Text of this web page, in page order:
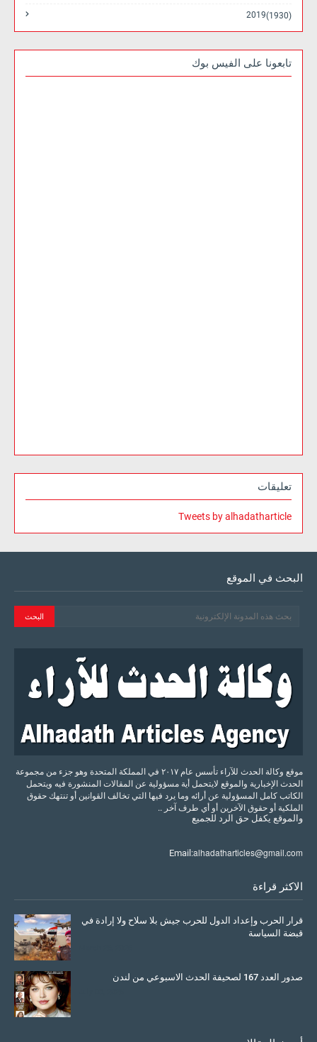
2019 (1930)
تابعونا على الفيس بوك
تعليقات
Tweets by alhadatharticle
البحث في الموقع
موقع وكالة الحدث للآراء تأسس عام ٢٠١٧ في المملكة المتحدة وهو جزء من مجموعة
الحدث الإخبارية والموقع لايتحمل أية مسؤولية عن المقالات المنشورة فيه ويتحمل
الكاتب كامل المسؤولية عن أرائه وما يرد فيها التي تخالف القوانين أو تنتهك حقوق
الملكية أو حقوق الآخرين أو أي طرف آخر ..
والموقع يكفل حق الرد للجميع
Email:alhadatharticles@gmail.com
الاكثر قراءة
قرار الحرب وإعداد الدول للحرب جيش بلا سلاح ولا إرادة في
قبضة السياسة
صدور العدد 167 لصحيفة الحدث الاسبوعي من لندن